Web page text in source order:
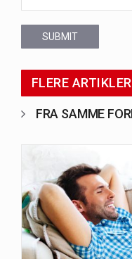
SUBMIT
FLERE ARTIKLER
FRA SAMME